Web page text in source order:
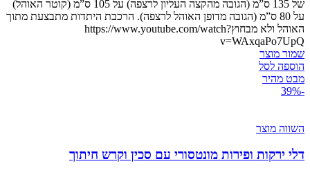
של 135 ס”מ (הגובה מהקצה העליון לרצפה) על 105 ס”מ (קוטר האוהל)
על 80 ס”מ (הגובה מדופן האוהל לרצפה). הרכבת היתדות מתבצעת מתוך
האוהל ולא מבחוץhttps://www.youtube.com/watch?
v=WAxqaPo7UpQ
שמור מוצר
הוספה לסל
מבט מהיר
-39%
השווה מוצר
דלי ירקות ופירות מונטסורי עם סכין וקרש חיתוך